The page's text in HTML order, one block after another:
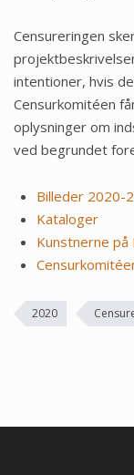
Censureringen
intentioner, hvis
Censurkomitéen
oplysninger om
ved begrundet
Billeder 2020-
Kataloger
Kunstnerne på
2020